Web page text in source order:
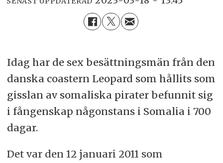
Idag har de sex besättningsmän från den
danska coastern Leopard som hållits som
gisslan av somaliska pirater befunnit sig
i fångenskap någonstans i Somalia i 700
dagar.
Det var den 12 januari 2011 som